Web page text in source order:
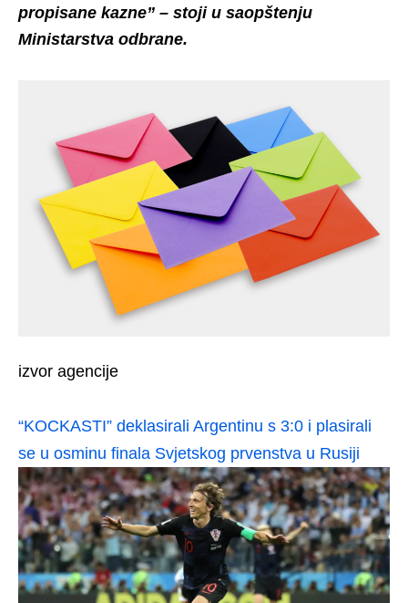
propisane kazne” – stoji u saopštenju
Ministarstva odbrane.
izvor agencije
“KOCKASTI” deklasirali Argentinu s 3:0 i plasirali
se u osminu finala Svjetskog prvenstva u Rusiji